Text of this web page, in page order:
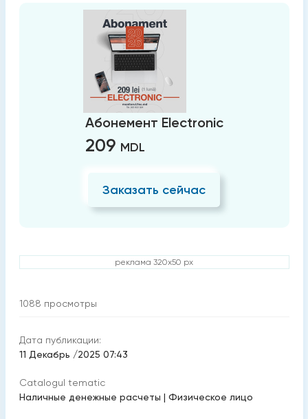
Абонемент Electronic
209 MDL
Заказать сейчас
реклама 320x50 px
1088 просмотры
Дата публикации:
11 Декабрь /2025 07:43
Catalogul tematic
Hаличные денежные расчеты | Физическое лицо